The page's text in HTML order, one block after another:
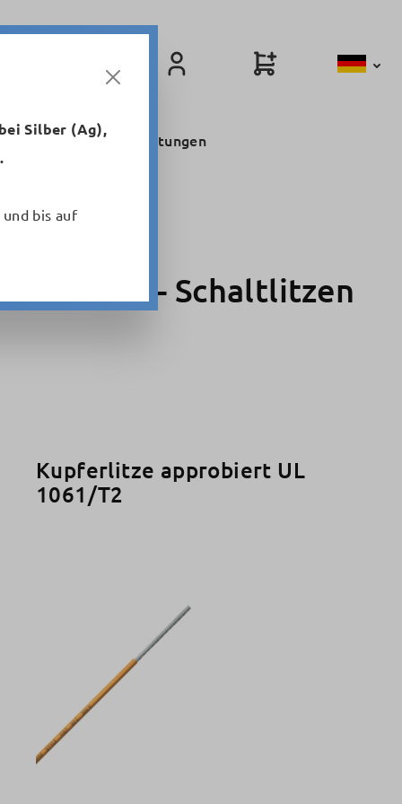
Niederfrequenzleitungen
- Schaltlitzen
Kupferlitze approbiert UL
1061/T2
Silber (Ag),
bis auf